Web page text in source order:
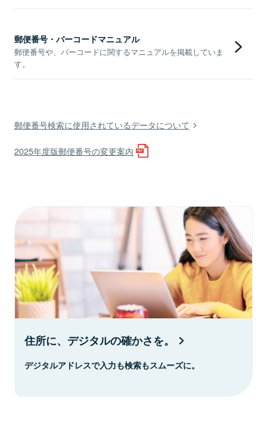
郵便番号・バーコードマニュアル
郵便番号や、バーコードに関するマニュアルを掲載していま
す。
郵便番号検索に使用されているデータについて
2025年度版郵便番号の変更案内
住所に、デジタルの確かさを。
デジタルアドレスで入力も検索もスムーズに。